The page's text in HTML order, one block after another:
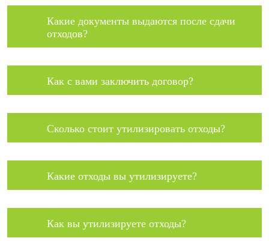
Какие документы выдаются после сдачи
отходов?
Как с вами заключить договор?
Сколько стоит утилизировать отходы?
Какие отходы вы утилизируете?
Как вы утилизируете отходы?